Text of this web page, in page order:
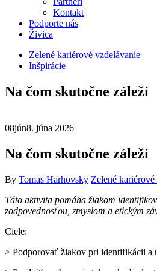
Kontakt
Podporte nás
Živica
Zelené kariérové vzdelávanie
Inšpirácie
Na čom skutočne záleží
08jún8. júna 2026
Na čom skutočne záleží
By Tomas Harhovsky Zelené
Táto aktivita pomáha žiakom
zodpovednosťou, zmyslom a etickým
Ciele:
> Podporovať žiakov pri identifikácii a